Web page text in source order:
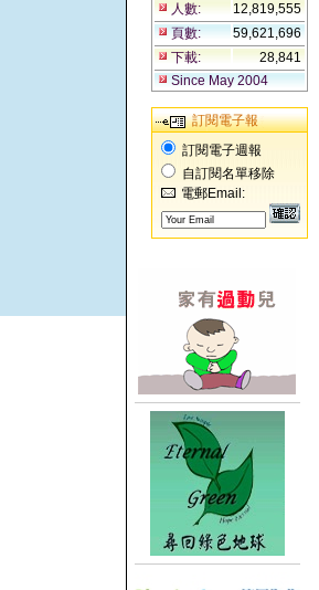
人數:
12,819,555
頁數:
59,621,696
下載:
28,841
Since May 2004
訂閱電子報
訂閱電子週報
自訂閱名單移除
電郵Email: